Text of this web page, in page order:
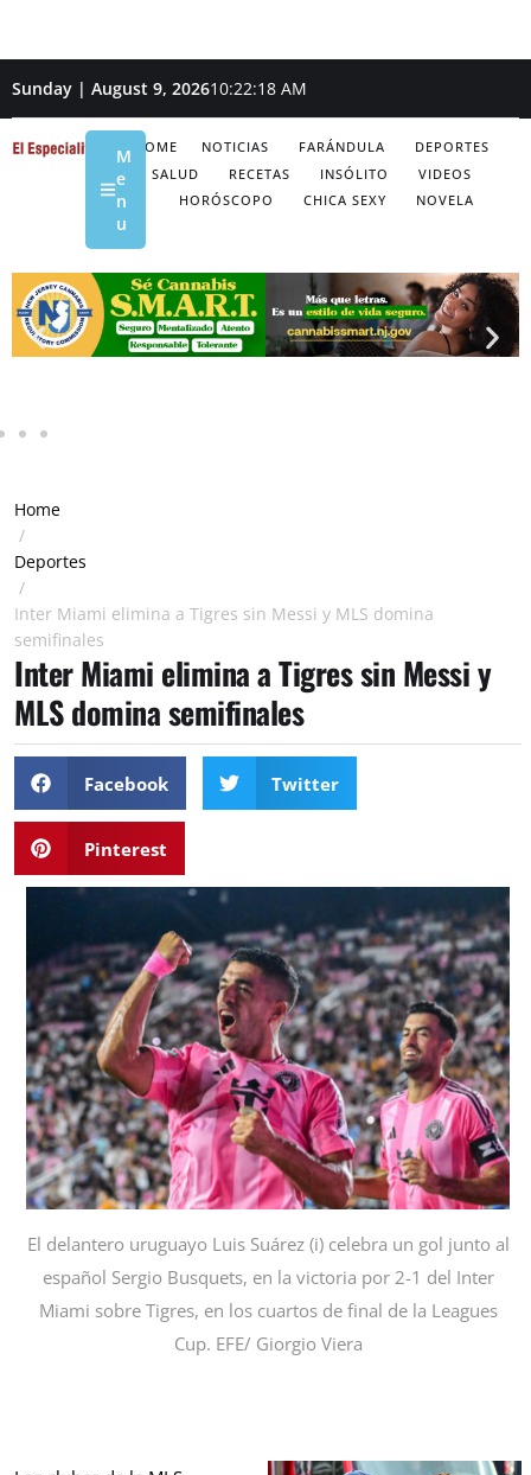
Sunday | August 9, 202610:22:19 AM
HOME NOTICIAS FARÁNDULA
DEPORTES
SALUD
RECETAS INSÓLITO
VIDEOS
HORÓSCOPO
CHICA SEXY NOVELA
M
e
n
u
Home
/
Deportes
/
Inter Miami elimina a Tigres sin Messi y MLS domina
semifinales
Inter Miami elimina a Tigres sin Messi y
MLS domina semifinales
Facebook Twitter
Pinterest
El delantero uruguayo Luis Suárez (i) celebra un gol junto al
español Sergio Busquets, en la victoria por 2-1 del Inter
Miami sobre Tigres, en los cuartos de final de la Leagues
Cup. EFE/ Giorgio Viera